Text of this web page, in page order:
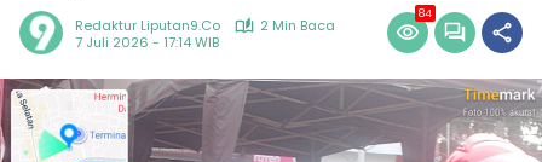
Redaktur Liputan9.co
2 Min Baca
7 Juli 2026 - 17:14 WIB
84